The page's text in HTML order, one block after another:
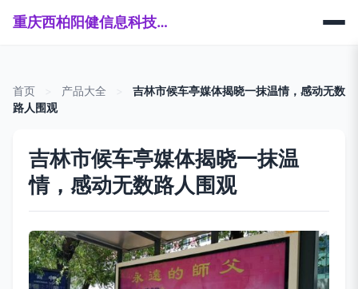
重庆西柏阳健信息科技有限公司
首页 产品大全
吉林市候车亭媒体揭晓一抹温情，感动无数
路人围观
吉林市候车亭媒体揭晓一抹温
情，感动无数路人围观